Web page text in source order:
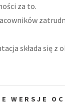
za to.
składa się z
WERSJE